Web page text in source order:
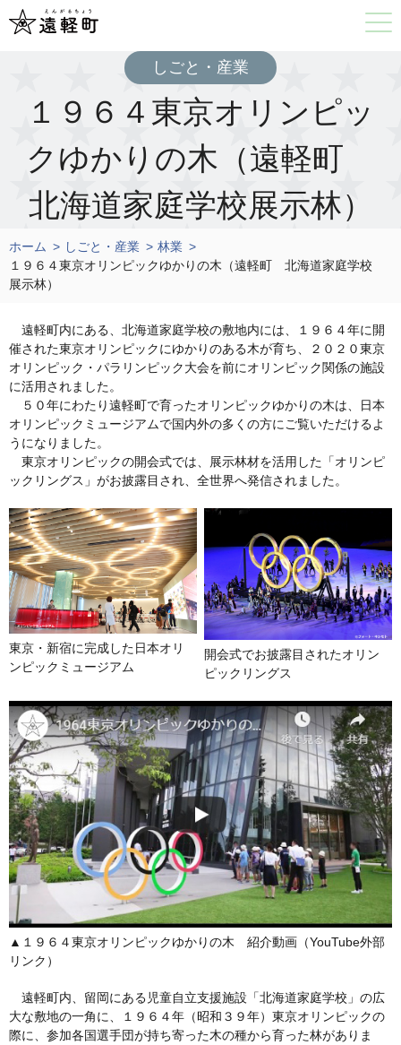
しごと・産業
１９６４東京オリンピッ
クゆかりの木（遠軽町
北海道家庭学校展示林）
ホーム しごと・産業
林業
１９６４東京オリンピックゆかりの木（遠軽町 北海道家庭学校
展示林）
遠軽町内にある、北海道家庭学校の敷地内には、１９６４年に開
催された東京オリンピックにゆかりのある木が育ち、２０２０東京
オリンピック・パラリンピック大会を前にオリンピック関係の施設
に活用されました。
５０年にわたり遠軽町で育ったオリンピックゆかりの木は、日本
オリンピックミュージアムで国内外の多くの方にご覧いただけるよ
うになりました。
東京オリンピックの開会式では、展示林材を活用した「オリンピ
ックリングス」がお披露目され、全世界へ発信されました。
東京・新宿に完成した日本オリ
ンピックミュージアム
開会式でお披露目されたオリン
ピックリングス
▲１９６４東京オリンピックゆかりの木 紹介動画（YouTube外部
リンク）
遠軽町内、留岡にある児童自立支援施設「北海道家庭学校」の広
大な敷地の一角に、１９６４年（昭和３９年）東京オリンピックの
際に、参加各国選手団が持ち寄った木の種から育った林がありま